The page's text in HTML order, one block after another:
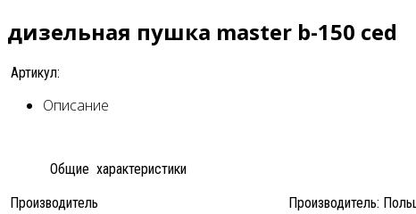
дизельная пушка master b-150 ced
Артикул:
Описание
Общие характеристики
Производитель
Производитель: